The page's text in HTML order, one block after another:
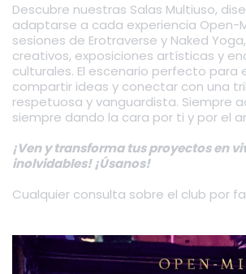
Descubre nuestras Salas Multiuso,
adaptarse a cada experiencia Open-
sesiones de Erotraverse y Naked
creativos, exposiciones artísticas y
culturales. El escenario perfecto para
compartir ideas y conectar con una
respetuosa y vanguardista. Siempre
siempre dando la cara por ti y por el
¡Ven y transforma tus proyectos en
inolvidables! ¡Úsanos!
Cualquier consulta sobre el club por